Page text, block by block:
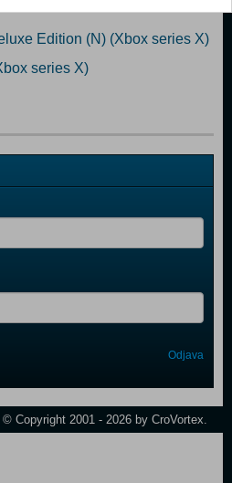
Edition (N) (Xbox series X)
series X)
Odjava
Copyright 2001 - 2026 by CroVortex.